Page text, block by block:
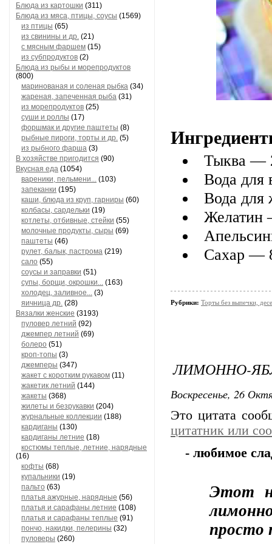
Блюда из картошки (311)
Блюда из мяса, птицы, соусы (1569)
из птицы (65)
из свинины и др. (21)
с мясным фаршем (15)
из субпродуктов (2)
Блюда из рыбы и морепродуктов
(800)
маринованая и соленая рыбка (34)
жареная, запеченная рыба (31)
из морепродуктов (25)
суши и роллы (17)
форшмак и другие паштеты (8)
рыбные пироги, торты и др. (5)
из рыбного фарша (3)
В хозяйстве пригодится (90)
Вкусная еда (1054)
вареники, пельмени... (103)
запеканки (195)
каши, блюда из круп, гарниры (60)
колбасы, сардельки (19)
котлеты, отбивные, стейки (55)
молочные продукты, сыры (69)
паштеты (46)
рулет, балык, пастрома (219)
сало (55)
соусы и заправки (51)
супы, борщи, окрошки... (163)
холодец, заливное... (3)
яичница др. (28)
Вязалки женские (3193)
пуловер летний (92)
джемпер летний (69)
болеро (51)
кроп-топы (3)
джемперы (347)
жакет с коротким рукавом (11)
жакетик летний (144)
жакеты (368)
жилеты и безрукавки (204)
журнальные коллекции (188)
кардиганы (130)
кардиганы летние (18)
костюмы теплые, летние, нарядные
(16)
кофты (68)
купальники (19)
пальто (63)
платья ажурные, нарядные (56)
платья и сарафаны летние (108)
платья и сарафаны теплые (91)
пончо, накидки, пелерины (32)
пуловеры (260)
Тыква —
Вода
Вода
Сахар —
Рубрики: Торты без выпечки,
ЛИМОННО-
Воскресенье, 26
Это цитата
цитатник или
- любимое
Этот
просто